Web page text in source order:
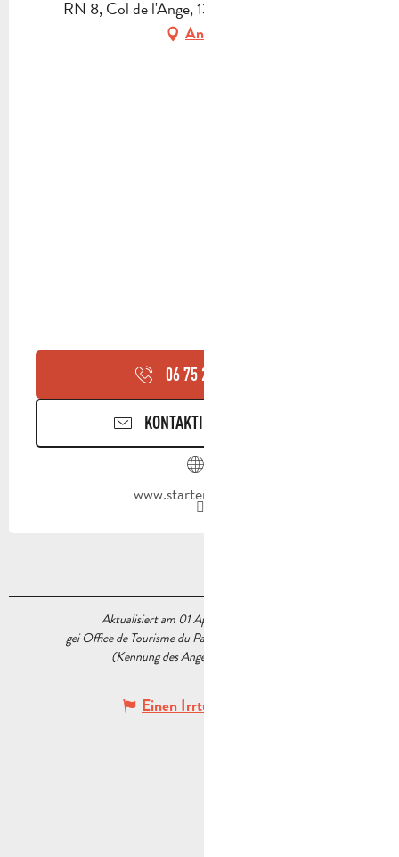
RN 8, Col de l'Ange, 13780 Cuges-les-Pins
Anfahrt
06 75 25 34
KONTAKTIEREN SIE UNS
www.starterpark.com
Aktualisiert am 01 April 2025 Um 11:47
gei Office de Tourisme du Pays d’Aubagne et de l’Étoile
(Kennung des Angebots :
Einen Irrtum angeben